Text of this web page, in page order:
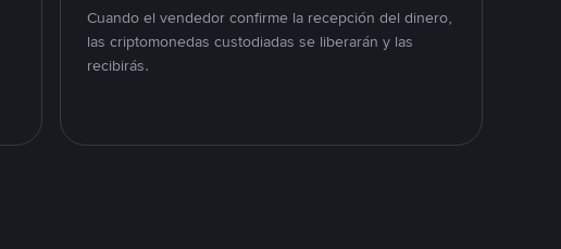
Cuando el vendedor confirme la recepción del dinero,
las criptomonedas custodiadas se liberarán y las
recibirás.